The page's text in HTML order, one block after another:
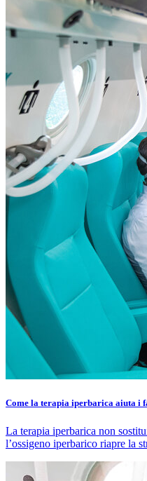
Come la terapia iperbarica aiuta i
La terapia iperbarica non
l’ossigeno iperbarico riapre la